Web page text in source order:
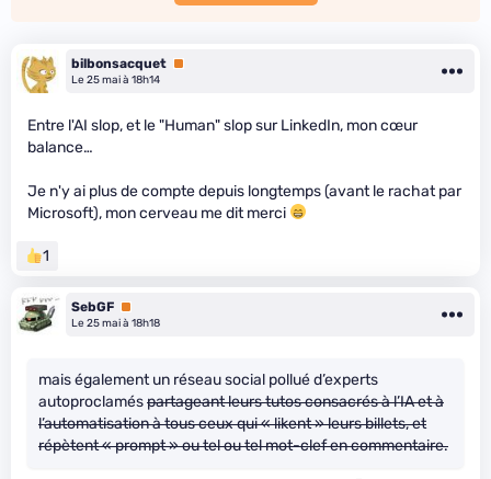
bilbonsacquet Premium
Le 25 mai à 18h14
Entre l'AI slop, et le "Human" slop sur LinkedIn, mon cœur
balance…
Je n'y ai plus de compte depuis longtemps (avant le rachat par
Microsoft), mon cerveau me dit merci
1
SebGF Premium
Le 25 mai à 18h18
mais également un réseau social pollué d’experts
autoproclaméspartageant leurs tutos consacrés à l’IA et à
l’automatisation à tous ceux qui « likent » leurs billets, et
répètent « prompt » ou tel ou tel mot-clef en commentaire.